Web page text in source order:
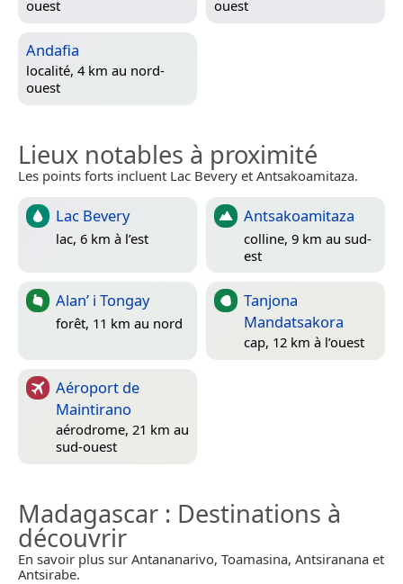
ouest
ouest
Andafia
localité, 4 km au nord-
ouest
Lieux notables à proximité
Les points forts incluent Lac Bevery et Antsakoamitaza.
Lac Bevery
lac, 6 km à l’est
Antsakoamitaza
colline, 9 km au sud-
est
Alan’ i Tongay
forêt, 11 km au nord
Tanjona
Mandatsakora
cap, 12 km à l’ouest
Aéroport de
Maintirano
aérodrome, 21 km au
sud-ouest
Madagascar : Destinations à
découvrir
En savoir plus sur Antananarivo, Toamasina, Antsiranana et
Antsirabe.